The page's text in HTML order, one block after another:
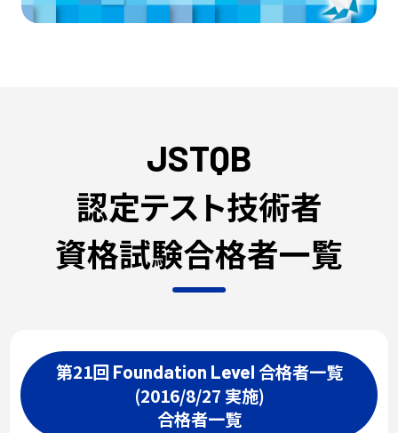
JSTQB
認定テスト技術者
資格試験合格者一覧
第21回 Foundation Level 合格者一覧
(2016/8/27 実施)
合格者一覧